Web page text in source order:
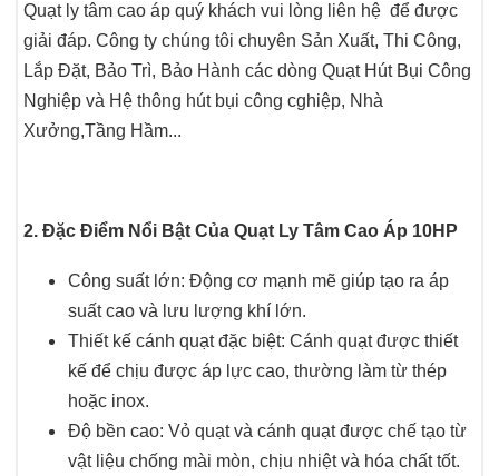
Quạt ly tâm cao áp quý khách vui lòng liên hệ để được
giải đáp. Công ty chúng tôi chuyên Sản Xuất, Thi Công,
Lắp Đặt, Bảo Trì, Bảo Hành các dòng Quạt Hút Bụi Công
Nghiệp và Hệ thông hút bụi công cghiệp, Nhà
Xưởng,Tầng Hầm...
2. Đặc Điểm Nổi Bật Của Quạt Ly Tâm Cao Áp 10HP
Công suất lớn: Động cơ mạnh mẽ giúp tạo ra áp
suất cao và lưu lượng khí lớn.
Thiết kế cánh quạt đặc biệt: Cánh quạt được thiết
kế để chịu được áp lực cao, thường làm từ thép
hoặc inox.
Độ bền cao: Vỏ quạt và cánh quạt được chế tạo từ
vật liệu chống mài mòn, chịu nhiệt và hóa chất tốt.